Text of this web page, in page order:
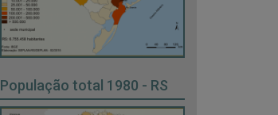
População total 1980 - RS